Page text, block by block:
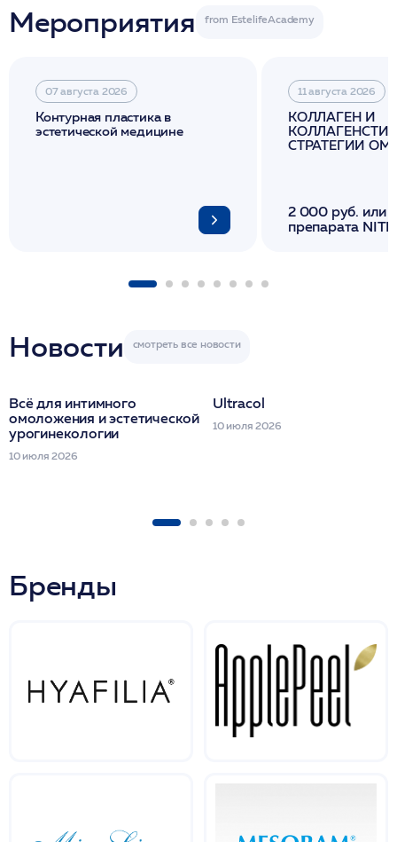
Мероприятия
07 августа 2026
Контурная пластика в
эстетической медицине
11 августа 2026
КОЛЛАГЕН И
СТРАТЕГИИ
2 000 руб. или
препарата
Новости
Всё для интимного
омоложения и эстетической
урогинекологии
10 июля 2026
Ultracol
10 июля 2026
Бренды